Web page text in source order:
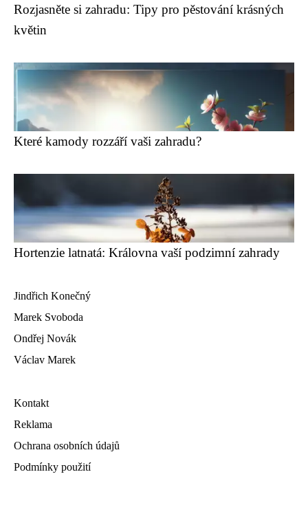
Rozjasněte si zahradu: Tipy pro pěstování krásných
květin
Které kamody rozzáří vaši zahradu?
Hortenzie latnatá: Královna vaší podzimní zahrady
Jindřich Konečný
Marek Svoboda
Ondřej Novák
Václav Marek
Kontakt
Reklama
Ochrana osobních údajů
Podmínky použití